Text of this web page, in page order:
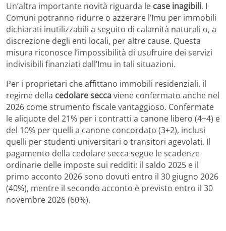
Un’altra importante novità riguarda le case inagibili. I
Comuni potranno ridurre o azzerare l’Imu per immobili
dichiarati inutilizzabili a seguito di calamità naturali o, a
discrezione degli enti locali, per altre cause. Questa
misura riconosce l’impossibilità di usufruire dei servizi
indivisibili finanziati dall’Imu in tali situazioni.
Per i proprietari che affittano immobili residenziali, il
regime della cedolare seccaviene confermato anche nel
2026 come strumento fiscale vantaggioso. Confermate
le aliquote del 21% per i contratti a canone libero (4+4) e
del 10% per quelli a canone concordato (3+2), inclusi
quelli per studenti universitari o transitori agevolati. Il
pagamento della cedolare secca segue le scadenze
ordinarie delle imposte sui redditi: il saldo 2025 e il
primo acconto 2026 sono dovuti entro il 30 giugno 2026
(40%), mentre il secondo acconto è previsto entro il 30
novembre 2026 (60%).